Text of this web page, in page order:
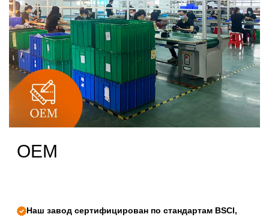
OEM
Наш завод сертифицирован по стандартам BSCI,